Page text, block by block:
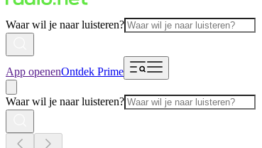
Waar wil je naar luisteren?
App openenOntdek Prime
Waar wil je naar luisteren?